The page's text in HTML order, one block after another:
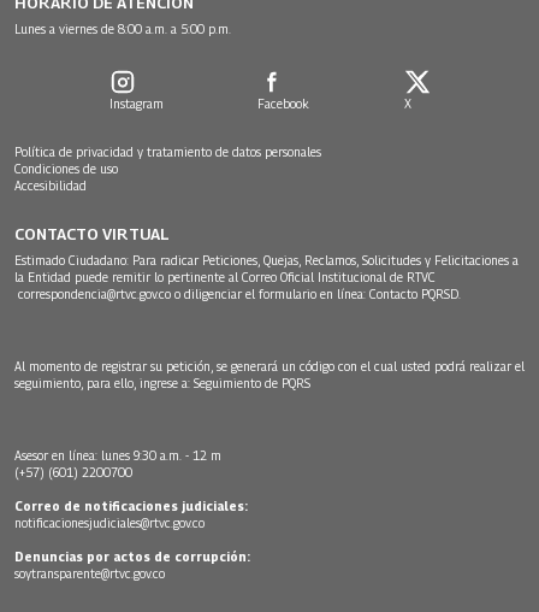
Lunes a viernes de 8:00 a.m. a 5:00 p.m.
Instagram Facebook X
Política de privacidad y tratamiento de datos personales
Condiciones de uso
Accesibilidad
CONTACTO VIRTUAL
Estimado Ciudadano: Para radicar Peticiones, Quejas, Reclamos, Solicitudes y Felicitaciones a
la Entidad puede remitir lo pertinente al Correo Oficial Institucional de RTVC
correspondencia@rtvc.gov.co o diligenciar el formulario en línea: Contacto PQRSD.
Al momento de registrar su petición, se generará un código con el cual usted podrá realizar el
seguimiento, para ello, ingrese a: Seguimiento de PQRS
Asesor en línea: lunes 9:30 a.m. - 12 m
(+57) (601) 2200700
Correo de notificaciones judiciales:
notificacionesjudiciales@rtvc.gov.co
Denuncias por actos de corrupción:
soytransparente@rtvc.gov.co